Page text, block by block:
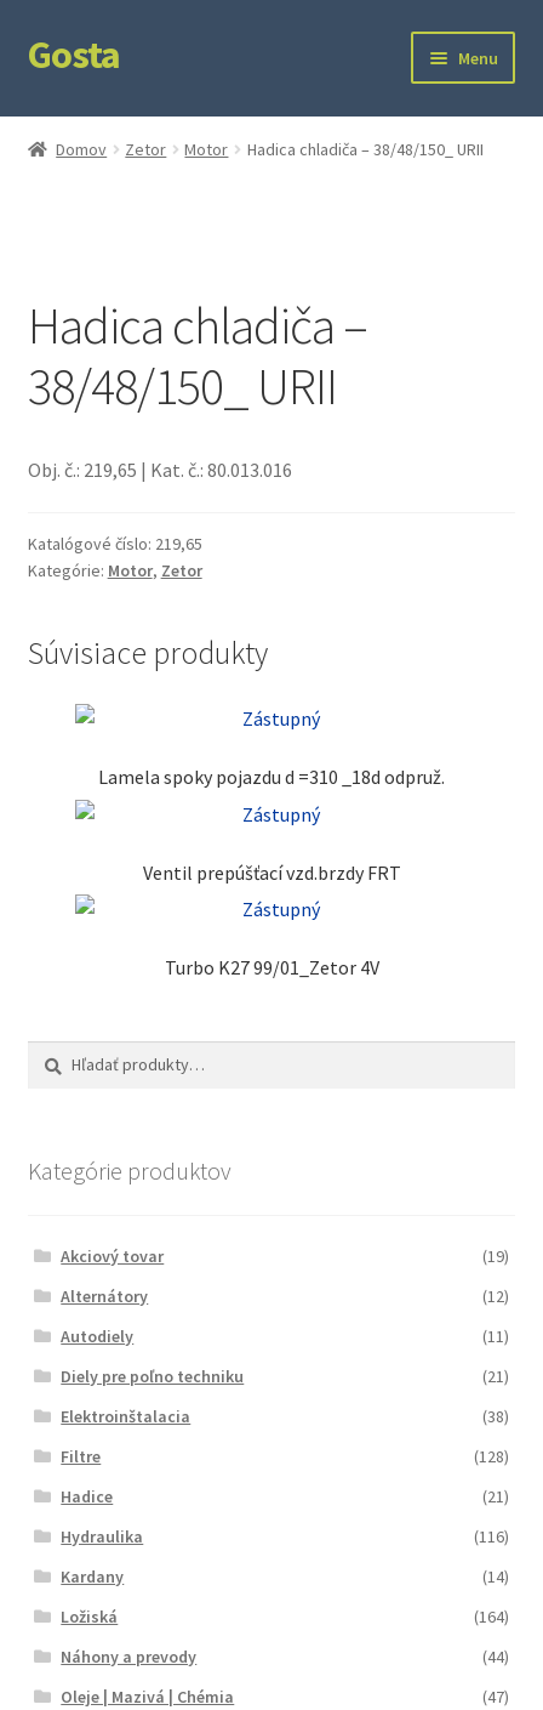
Preskočiť
na
Preskočiť
na
Gosta Menu
Domov
Domov Zetor Motor Hadica chladiča – 38/48/150_ URII
Hadica chladiča –
38/48/150_ URII
Obj. č.: 219,65 | Kat. č.: 80.013.016
Katalógové číslo: 219,65
Kategórie: Motor, Zetor
Súvisiace produkty
Lamela spoky pojazdu d =310 _18d odpruž.
Ventil prepúšťací vzd.brzdy FRT
Turbo K27 99/01_Zetor 4V
Hľadať:
Vyhľadávanie
Kategórie produktov
Akciový tovar
(19)
Alternátory
(12)
Autodiely
(11)
Diely pre poľno techniku
(21)
Elektroinštalacia
(38)
Filtre
(128)
Hadice
(21)
Hydraulika
(116)
Kardany
(14)
Ložiská
(164)
Náhony a prevody
(44)
Oleje | Mazivá | Chémia
(47)